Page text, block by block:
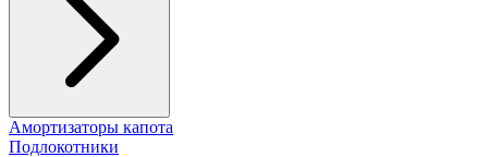
Амортизаторы капота
Подлокотники